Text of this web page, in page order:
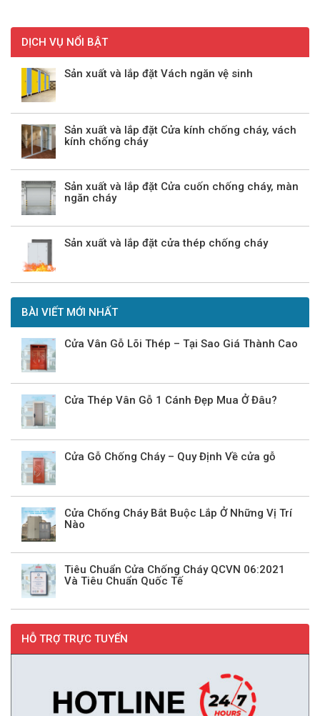
DỊCH VỤ NỔI BẬT
Sản xuất và lắp đặt Vách ngăn vệ sinh
Sản xuất và lắp đặt Cửa kính chống cháy, vách
kính chống cháy
Sản xuất và lắp đặt Cửa cuốn chống cháy, màn
ngăn cháy
Sản xuất và lắp đặt cửa thép chống cháy
BÀI VIẾT MỚI NHẤT
Cửa Vân Gỗ Lõi Thép – Tại Sao Giá Thành Cao
Cửa Thép Vân Gỗ 1 Cánh Đẹp Mua Ở Đâu?
Cửa Gỗ Chống Cháy – Quy Định Về cửa gỗ
Cửa Chống Cháy Bắt Buộc Lắp Ở Những Vị Trí
Nào
Tiêu Chuẩn Cửa Chống Cháy QCVN 06:2021
Và Tiêu Chuẩn Quốc Tế
HỖ TRỢ TRỰC TUYẾN